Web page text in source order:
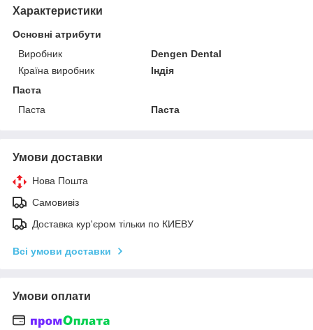
Характеристики
Основні атрибути
Виробник
Dengen Dental
Країна виробник
Індія
Паста
Паста
Паста
Умови доставки
Нова Пошта
Самовивіз
Доставка кур'єром тільки по КИЕВУ
Всі умови доставки
Умови оплати